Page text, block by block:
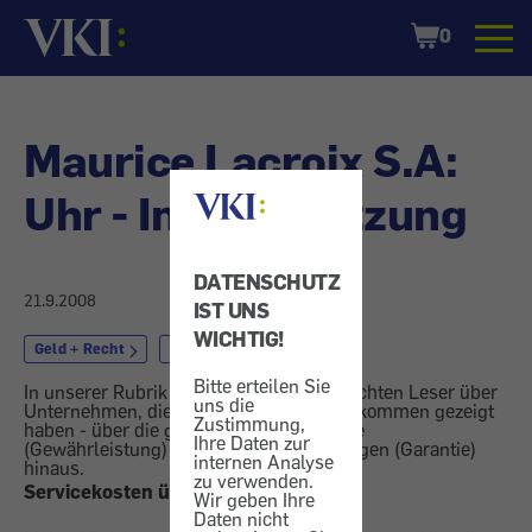
DATENSCHUTZ
IST UNS
WICHTIG!
Bitte erteilen Sie
uns die
Zustimmung,
Ihre Daten zur
internen Analyse
zu verwenden.
Wir geben Ihre
Daten nicht
Startseite
Shopping
Cart
0
Maurice Lacroix S.A:
Uhr - Instandsetzung
21.9.2008
Geld + Recht Schmuck
In unserer Rubrik "Vor den Vorhang" berichten Leser über
Unternehmen, die besonderes Entgegenkommen gezeigt
haben - über die gesetzlichen Ansprüche
(Gewährleistung) oder vertragliche Zusagen (Garantie)
hinaus.
Servicekosten übernommen